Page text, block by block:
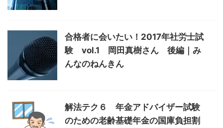
合格者に会いたい！2017年社労士試
験 vol.1 岡田真樹さん 後編｜み
んなのねんきん
解法テク６ 年金アドバイザー試験
のための老齢基礎年金の国庫負担割